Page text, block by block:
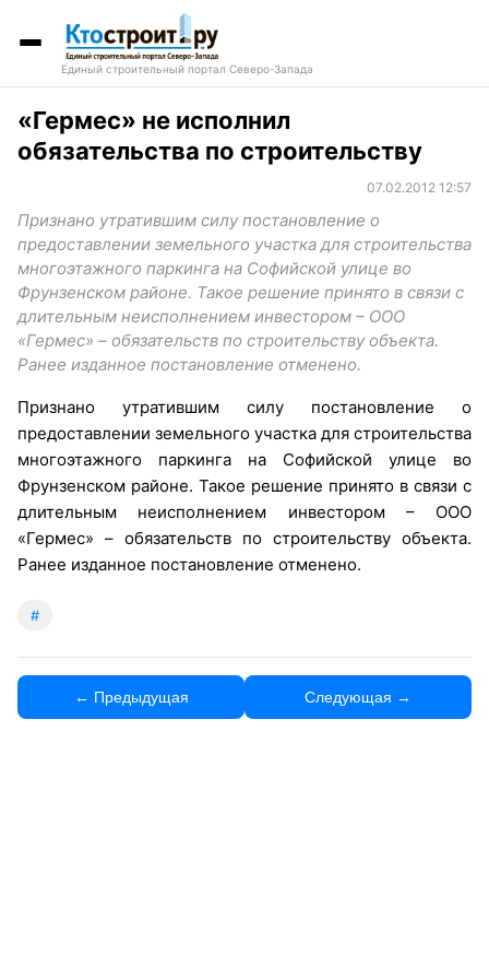
Единый строительный портал Северо-Запада
«Гермес» не исполнил
обязательства по строительству
07.02.2012 12:57
Признано утратившим силу постановление о
предоставлении земельного участка для строительства
многоэтажного паркинга на Софийской улице во
Фрунзенском районе. Такое решение принято в связи с
длительным неисполнением инвестором – ООО
«Гермес» – обязательств по строительству объекта.
Ранее изданное постановление отменено.
Признано утратившим силу постановление о
предоставлении земельного участка для строительства
многоэтажного паркинга на Софийской улице во
Фрунзенском районе. Такое решение принято в связи с
длительным неисполнением инвестором – ООО
«Гермес» – обязательств по строительству объекта.
Ранее изданное постановление отменено.
#
← Предыдущая Следующая →